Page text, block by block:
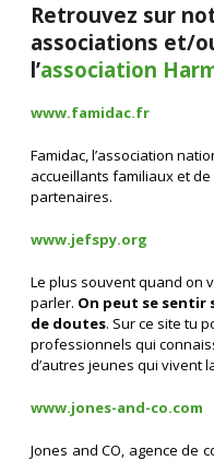
Retrouvez sur
associations et/
l’association
www.famidac.fr
Famidac, l’association
accueillants familiaux et de
partenaires.
www.jefspy.org
Le plus souvent quand on
parler. On peut se sentir
de doutes. Sur ce site tu
professionnels qui
d’autres jeunes qui vivent
www.jones-and-co.com
Jones and CO, agence de